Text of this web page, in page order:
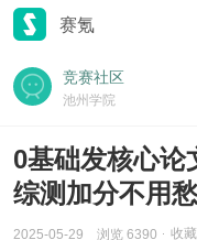
赛氪
竞赛社区
池州学院
0基础发核心论
综测加分不用愁
2025-05-29 浏览 6390 收藏